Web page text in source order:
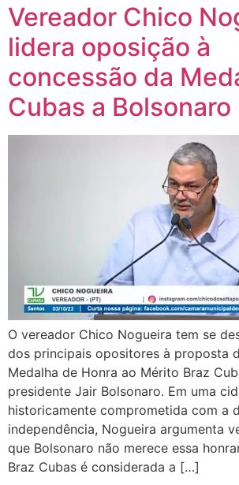
Vereador Chico
lidera oposição à
concessão da
Cubas a Bolsonaro
O vereador Chico Nogueira tem se
dos principais opositores à proposta
Medalha de Honra ao Mérito Braz
presidente Jair Bolsonaro. Em uma
historicamente comprometida com a
independência, Nogueira argumenta
que Bolsonaro não merece essa
Braz Cubas é considerada a […]